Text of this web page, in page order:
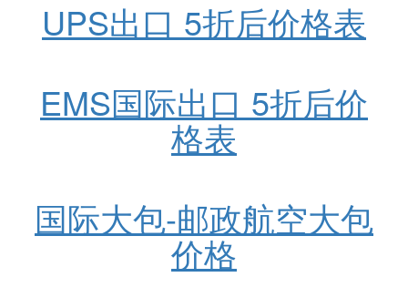
UPS出口 5折后价格表
EMS国际出口 5折后价
格表
国际大包-邮政航空大包
价格